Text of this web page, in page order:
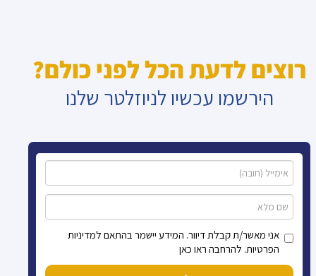
רוצים לדעת הכל לפני כולם?
הירשמו עכשיו לניוזלטר שלנו
אני מאשר/ת קבלת דיוור. המידע יישמר בהתאם למדיניות
הפרטיות. להרחבה ראו כאן